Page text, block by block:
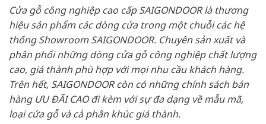
Cửa gỗ công nghiệp cao cấp SAIGONDOOR là thương
hiệu sản phẩm các dòng cửa trong một chuỗi các hệ
thống Showroom SAIGONDOOR. Chuyên sản xuất và
phân phối những dòng cửa gỗ công nghiệp chất lượng
cao, giá thành phù hợp với mọi nhu cầu khách hàng.
Trên hết, SAIGONDOOR còn có những chính sách bán
hàng ƯU ĐÃI CAO đi kèm với sự đa dạng về mẫu mã,
loại cửa gỗ và cả phân khúc giá thành.